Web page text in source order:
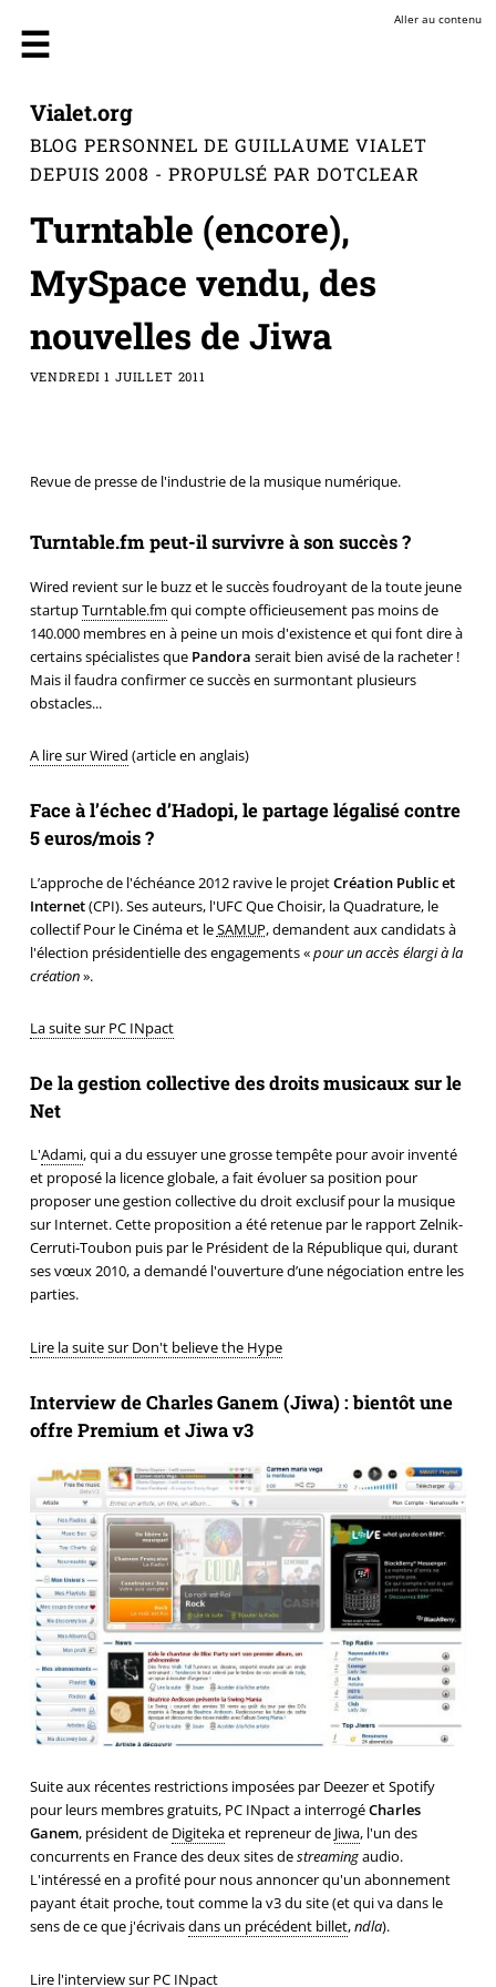
Aller au contenu
Vialet.org
BLOG PERSONNEL DE GUILLAUME VIALET
DEPUIS 2008 - PROPULSÉ PAR DOTCLEAR
Turntable (encore),
MySpace vendu, des
nouvelles de Jiwa
VENDREDI 1 JUILLET 2011
Revue de presse de l'industrie de la musique numérique.
Turntable.fm peut-il survivre à son succès ?
Wired revient sur le buzz et le succès foudroyant de la toute jeune
startupTurntable.fm qui compte officieusement pas moins de
140.000 membres en à peine un mois d'existence et qui font dire à
certains spécialistes que Pandora serait bien avisé de la racheter !
Mais il faudra confirmer ce succès en surmontant plusieurs
obstacles...
A lire sur Wired (article en anglais)
Face à l’échec d’Hadopi, le partage légalisé contre
5 euros/mois ?
L’approche de l'échéance 2012 ravive le projetCréation Public et
Internet(CPI). Ses auteurs, l'UFC Que Choisir, la Quadrature, le
collectif Pour le Cinéma et leSAMUP, demandent aux candidats à
l'élection présidentielle des engagements «pour un accès élargi à la
création».
La suite sur PC INpact
De la gestion collective des droits musicaux sur le
Net
L'Adami, qui a du essuyer une grosse tempête pour avoir inventé
et proposé la licence globale, a fait évoluer sa position pour
proposer une gestion collective du droit exclusif pour la musique
sur Internet. Cette proposition a été retenue par le rapport Zelnik-
Cerruti-Toubon puis par le Président de la République qui, durant
ses vœux 2010, a demandé l'ouverture d’une négociation entre les
parties.
Lire la suite sur Don't believe the Hype
Interview de Charles Ganem (Jiwa) : bientôt une
offre Premium et Jiwa v3
Suite aux récentes restrictions imposées par Deezer et Spotify
pour leurs membres gratuits, PC INpact a interrogéCharles
Ganem, président de Digitekaet repreneur de Jiwa, l'un des
concurrents en France des deux sites destreamingaudio.
L'intéressé en a profité pour nous annoncer qu'un abonnement
payant était proche, tout comme la v3 du site (et qui va dans le
sens de ce que j'écrivaisdans un précédent billet,ndla).
Lire l'interview sur PC INpact